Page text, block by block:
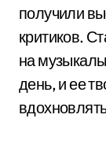
получили
критиков.
на
день, и ее